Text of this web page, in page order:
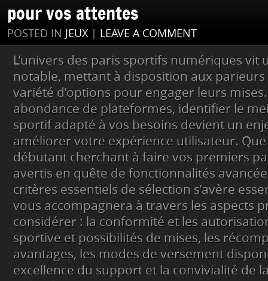
pour vos attentes
POSTED IN JEUX LEAVE A COMMENT
L’univers des paris sportifs numériques vit
notable, mettant à disposition aux
variété d’options pour engager leurs
abondance de plateformes, identifier le
sportif adapté à vos besoins devient un
améliorer votre expérience utilisateur. Que
débutant cherchant à faire vos premiers
avertis en quête de fonctionnalités
critères essentiels de sélection s’avère
vous accompagnera à travers les aspects
considérer : la conformité et les
sportive et possibilités de mises, les
avantages, les modes de versement
excellence du support et la convivialité de